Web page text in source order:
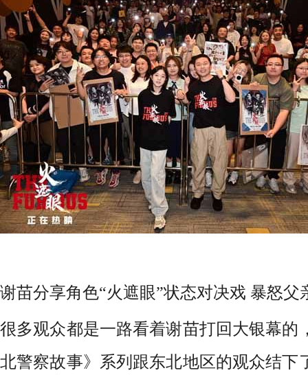
谢苗分享角色“火遮眼”状态对决戏 暴怒
很多观众都是一路看着谢苗打回大银幕的
北警察故事》系列跟东北地区的观众结下